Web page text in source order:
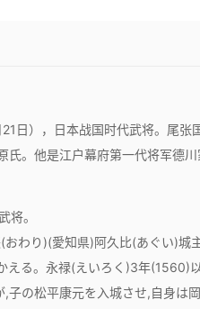
日），日本战国时代武将。尾张
氏。他是江户幕府第一代将军德
将。
わり)(愛知県)阿久比(あぐい)城
える。永禄(えいろく)3年(1560)
,子の松平康元を入城させ,自身は